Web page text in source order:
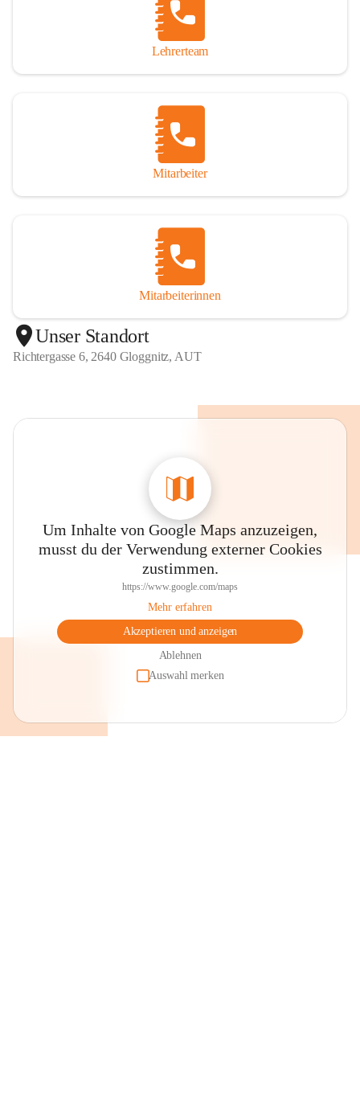
Lehrerteam
Mitarbeiter
Mitarbeiterinnen
+1
Unser Standort
Richtergasse 6, 2640 Gloggnitz, AUT
Um Inhalte von Google Maps anzuzeigen,
musst du der Verwendung externer Cookies
zustimmen.
https://www.google.com/maps
Mehr erfahren
Akzeptieren und anzeigen
Ablehnen
Auswahl merken